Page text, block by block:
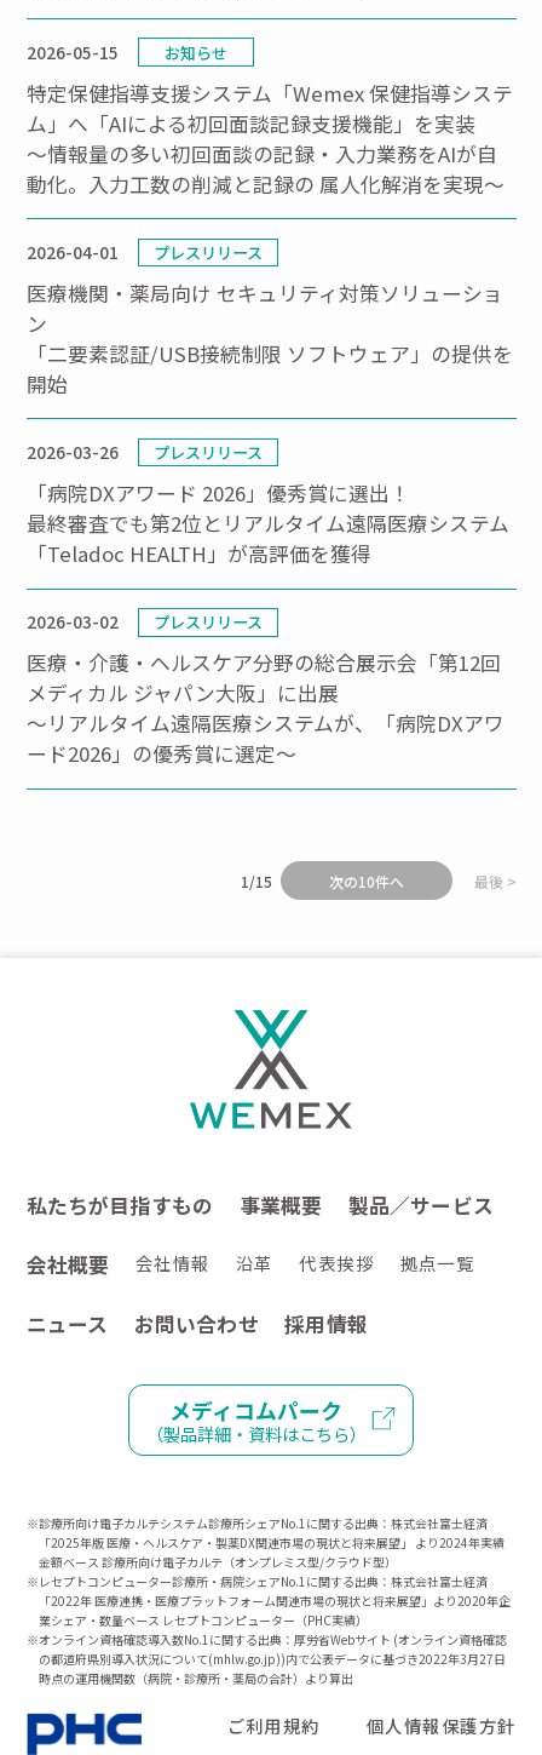
2026-05-15 お知らせ
特定保健指導支援システム「Wemex 保健指導システ
ム」へ「AIによる初回面談記録支援機能」を実装
～情報量の多い初回面談の記録・入力業務をAIが自
動化。入力工数の削減と記録の 属人化解消を実現～
2026-04-01 プレスリリース
医療機関・薬局向け セキュリティ対策ソリューショ
ン
「二要素認証/USB接続制限 ソフトウェア」の提供を
開始
2026-03-26 プレスリリース
「病院DXアワード 2026」優秀賞に選出！
最終審査でも第2位とリアルタイム遠隔医療システム
「Teladoc HEALTH」が高評価を獲得
2026-03-02 プレスリリース
医療・介護・ヘルスケア分野の総合展示会「第12回
メディカル ジャパン大阪」に出展
～リアルタイム遠隔医療システムが、「病院DXアワ
ード2026」の優秀賞に選定～
1/15 次の10件へ 最後
私たちが目指すもの 事業概要 製品／サービス
会社概要 会社情報 沿革 代表挨拶 拠点一覧
ニュース お問い合わせ 採用情報
メディコムパーク
（製品詳細・資料はこちら）
※診療所向け電子カルテシステム診療所シェアNo.1に関する出典：株式会社富士経済
「2025年版 医療・ヘルスケア・製薬DX関連市場の現状と将来展望」 より2024年実績
金額ベース 診療所向け電子カルテ（オンプレミス型/クラウド型）
※レセプトコンピューター診療所・病院シェアNo.1に関する出典：株式会社富士経済
「2022年 医療連携・医療プラットフォーム関連市場の現状と将来展望」より2020年企
業シェア・数量ベース レセプトコンピューター（PHC実績）
※オンライン資格確認導入数No.1に関する出典：厚労省Webサイト (オンライン資格確認
の都道府県別導入状況について(mhlw.go.jp))内で公表データに基づき2022年3月27日
時点の運用機関数（病院・診療所・薬局の合計）より算出
ご利用規約 個人情報保護方針